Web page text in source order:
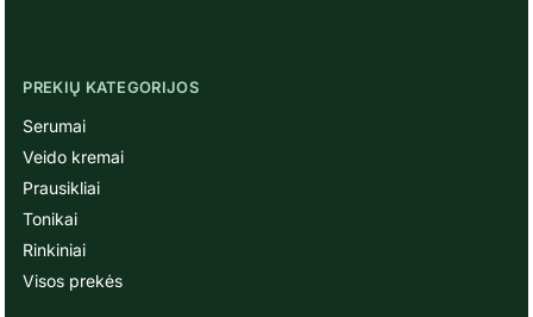
PREKIŲ KATEGORIJOS
Serumai
Veido kremai
Prausikliai
Tonikai
Rinkiniai
Visos prekės